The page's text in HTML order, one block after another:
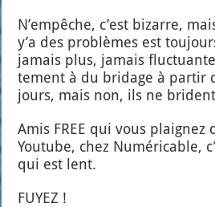
N’empêche, c’est bizarre,
y’a des pro­blèmes est
jamais plus, jamais
te­ment à du bri­dage à par­tir
jours, mais non, ils ne
Amis FREE qui vous plai­gnez
You­tube, chez Numé­ri­cable,
qui est lent.
FUYEZ !